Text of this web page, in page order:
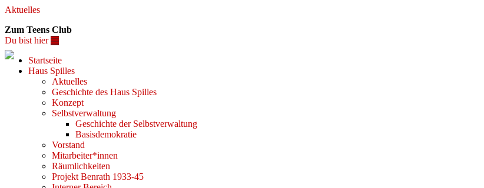
Aktuelles
Zum Teens Club
Du bist hier
Startseite
Haus Spilles
Aktuelles
Geschichte des Haus Spilles
Konzept
Selbstverwaltung
Geschichte der Selbstverwaltung
Basisdemokratie
Vorstand
Mitarbeiter*innen
Räumlichkeiten
Projekt Benrath 1933-45